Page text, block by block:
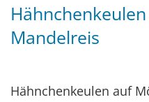
Mandelreis
Hähnchenkeulen auf